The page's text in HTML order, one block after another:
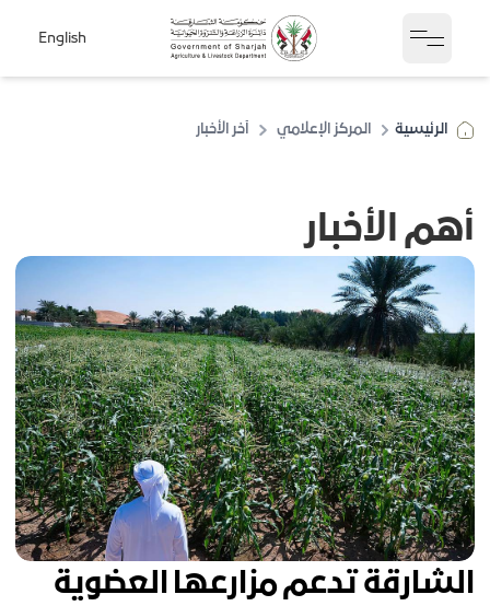
Open sidebar
English
الرئيسية المركز الإعلامي آخر الأخبار
أهم الأخبار
الشارقة تدعم مزارعها العضوية